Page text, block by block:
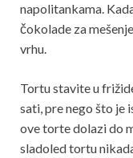
napolitankama.
čokolade za
vrhu.
Tortu stavite u
sati, pre nego što je
ove torte dolazi do
sladoled tortu